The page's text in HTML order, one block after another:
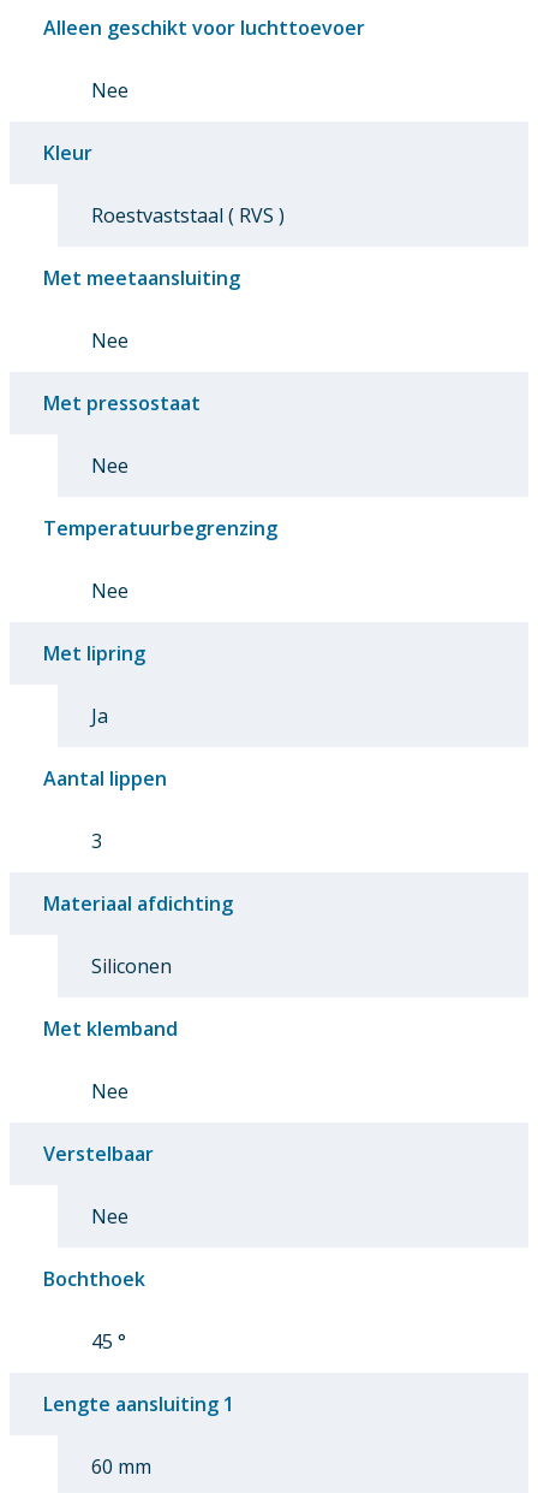
Alleen geschikt voor luchttoevoer
Nee
Kleur
Roestvaststaal ( RVS )
Met meetaansluiting
Nee
Met pressostaat
Nee
Temperatuurbegrenzing
Nee
Met lipring
Ja
Aantal lippen
3
Materiaal afdichting
Siliconen
Met klemband
Nee
Verstelbaar
Nee
Bochthoek
45 °
Lengte aansluiting 1
60 mm